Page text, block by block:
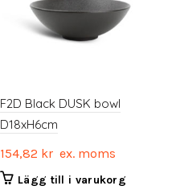
F2D Black DUSK bowl
D18xH6cm
154,82 kr ex. moms
Lägg till i varukorg